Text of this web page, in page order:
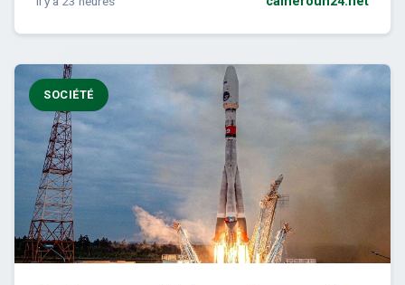
SOCIÉTÉ